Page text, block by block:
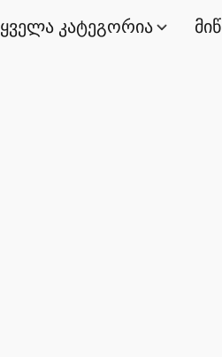
ყველა კატეგორია